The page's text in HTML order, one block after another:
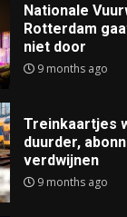
Nationale
Rotterdam
niet door
9 months ago
Treinkaartjes
duurder,
verdwijnen
9 months ago